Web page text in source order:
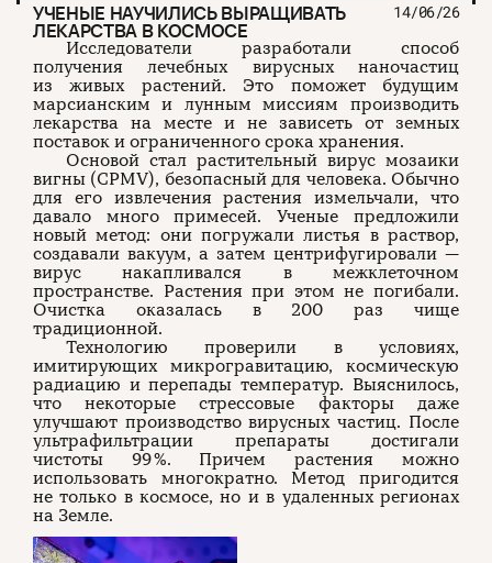
УЧЕНЫЕ НАУЧИЛИСЬ ВЫРАЩИВАТЬ
ЛЕКАРСТВА В КОСМОСЕ
14/06/26
Исследователи разработали способ
получения лечебных вирусных наночастиц
из живых растений. Это поможет будущим
марсианским и лунным миссиям производить
лекарства на месте и не зависеть от земных
поставок и ограниченного срока хранения.
Основой стал растительный вирус мозаики
вигны (CPMV), безопасный для человека. Обычно
для его извлечения растения измельчали, что
давало много примесей. Ученые предложили
новый метод: они погружали листья в раствор,
создавали вакуум, а затем центрифугировали —
вирус накапливался в межклеточном
пространстве. Растения при этом не погибали.
Очистка оказалась в 200 раз чище
традиционной.
Технологию проверили в условиях,
имитирующих микрогравитацию, космическую
радиацию и перепады температур. Выяснилось,
что некоторые стрессовые факторы даже
улучшают производство вирусных частиц. После
ультрафильтрации препараты достигали
чистоты 99 %. Причем растения можно
использовать многократно. Метод пригодится
не только в космосе, но и в удаленных регионах
на Земле.